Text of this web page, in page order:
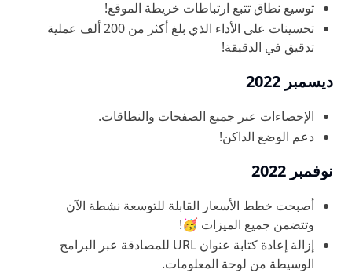
توسيع نطاق تتبع ارتباطات خريطة الموقع!
تحسينات على الأداء الذي بلغ أكثر من 200 ألف عملية
تدقيق في الدقيقة!
ديسمبر 2022
الإحصاءات عبر جميع الصفحات والنطاقات.
دعم الوضع الداكن!
نوفمبر 2022
أصبحت خطط الأسعار القابلة للتوسعة نشطة الآن
وتتضمن جميع الميزات 🥳!
إزالة إعادة كتابة عنوان URL للمصادقة عبر البرامج
الوسيطة من لوحة المعلومات.